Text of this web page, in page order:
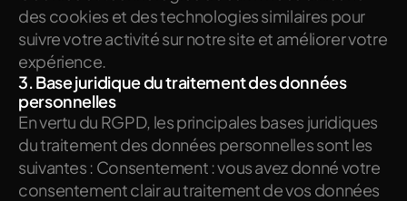
des cookies et des technologies similaires pour
suivre votre activité sur notre site et améliorer votre
expérience.
3. Base juridique du traitement des données
personnelles
En vertu du RGPD, les principales bases juridiques
du traitement des données personnelles sont les
suivantes : Consentement : vous avez donné votre
consentement clair au traitement de vos données